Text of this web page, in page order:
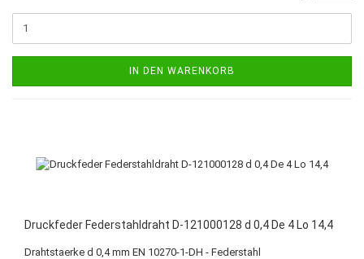
IN DEN WARENKORB
Druckfeder Federstahldraht D-121000128 d 0,4 De 4 Lo 14,4
Drahtstaerke d 0,4 mm EN 10270-1-DH - Federstahl